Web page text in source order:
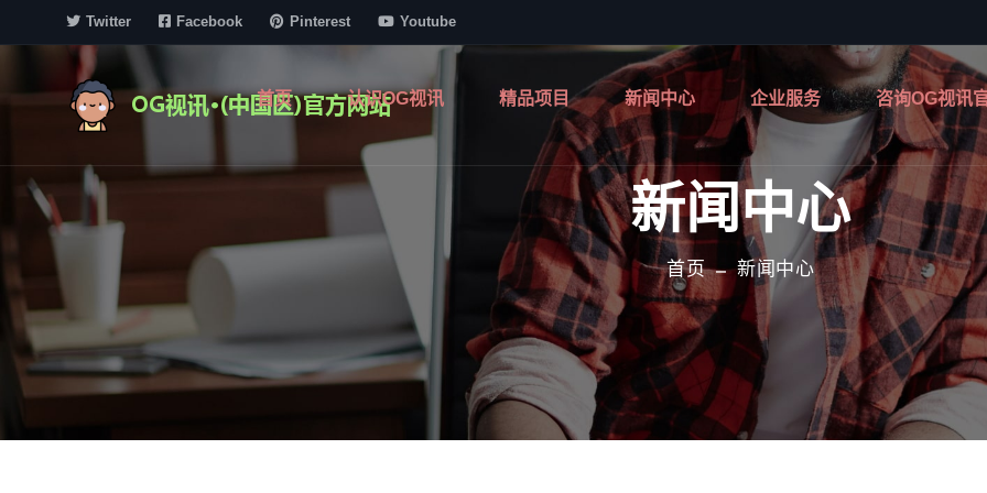
Twitter Facebook Pinterest Youtube
首页 认识OG视讯 精品项目 新闻中心 企业服务 咨询OG视讯
新闻中心
首页 新闻中心